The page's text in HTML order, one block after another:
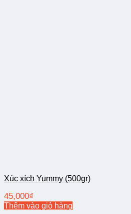
Xúc xích Yummy (500gr)
45,000₫
Thêm vào giỏ hàng